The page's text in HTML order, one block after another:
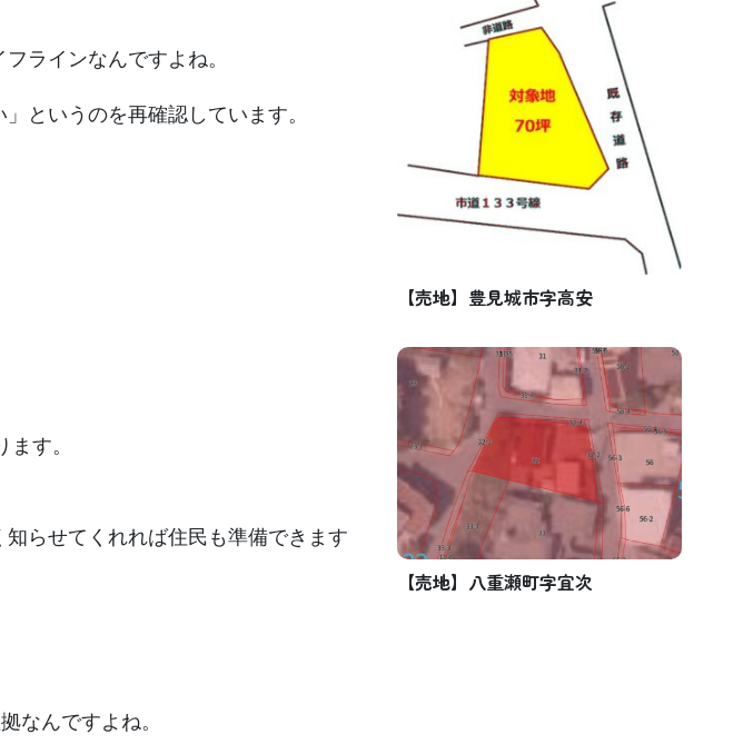
ラインなんですよね。
というのを再確認しています。
す。
らせてくれれば住民も準備できます
なんですよね。
【売地】豊見城市字高安
【売地】八重瀬町字宜次